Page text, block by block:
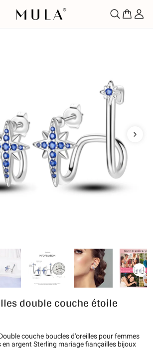
double couche étoile
couche boucles d'oreilles pour femmes
en argent Sterling mariage fiançailles bijoux